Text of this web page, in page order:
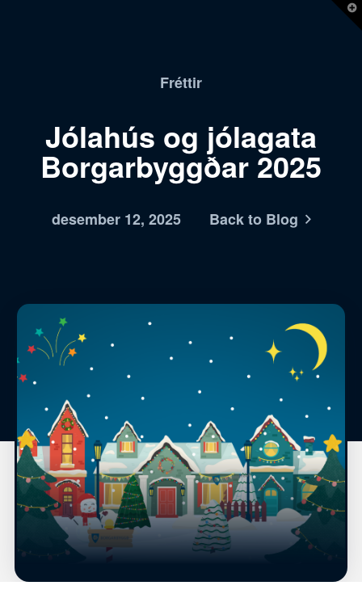
Fréttir
Jólahús og jólagata
Borgarbyggðar 2025
desember 12, 2025 Back to Blog